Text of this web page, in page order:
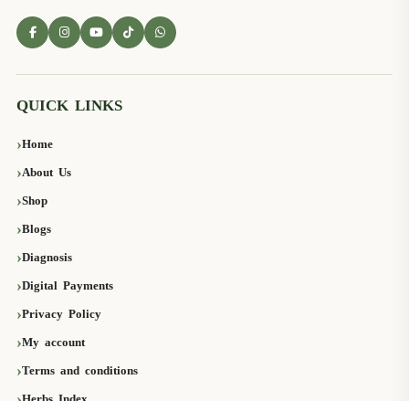
QUICK LINKS
Home
About Us
Shop
Blogs
Diagnosis
Digital Payments
Privacy Policy
My account
Terms and conditions